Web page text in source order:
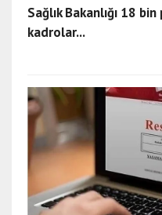
Sağlık Bakanlığı 18
kadrolar...